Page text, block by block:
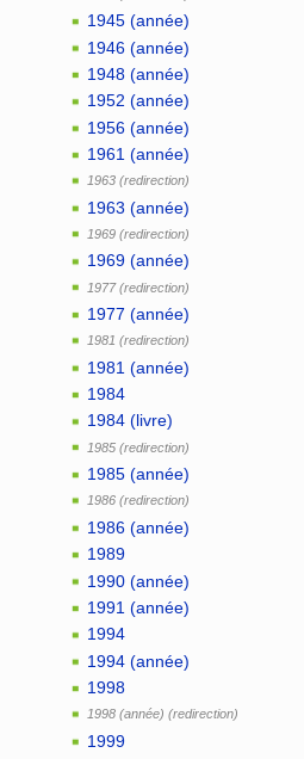
1945 (année)
1946 (année)
1948 (année)
1952 (année)
1956 (année)
1961 (année)
1963
1963 (année)
1969
1969 (année)
1977
1977 (année)
1981
1981 (année)
1984
1984 (livre)
1985
1985 (année)
1986
1986 (année)
1989
1990 (année)
1991 (année)
1994
1994 (année)
1998
1998 (année)
1999